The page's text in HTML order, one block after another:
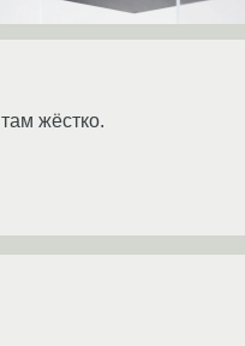
жёстко.